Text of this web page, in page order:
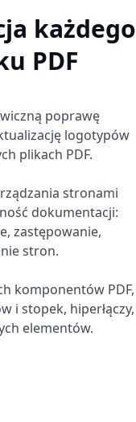
każdego
PDF
poprawę
logotypów
plikach PDF.
stronami
dokumentacji:
zastępowanie,
stron.
komponentów PDF,
i stopek, hiperłączy,
elementów.